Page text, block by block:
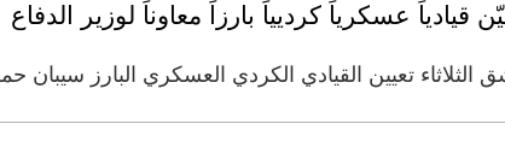
قيادياً عسكرياً كرديياً بارزاً معاوناً لوزير الدفاع
الثلاثاء تعيين القيادي الكردي العسكري البارز سيبان